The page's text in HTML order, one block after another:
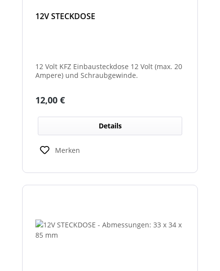
12V STECKDOSE
12 Volt KFZ Einbausteckdose 12 Volt (max. 20
Ampere) und Schraubgewinde.
Regulärer Preis:
12,00 €
Details
Merken